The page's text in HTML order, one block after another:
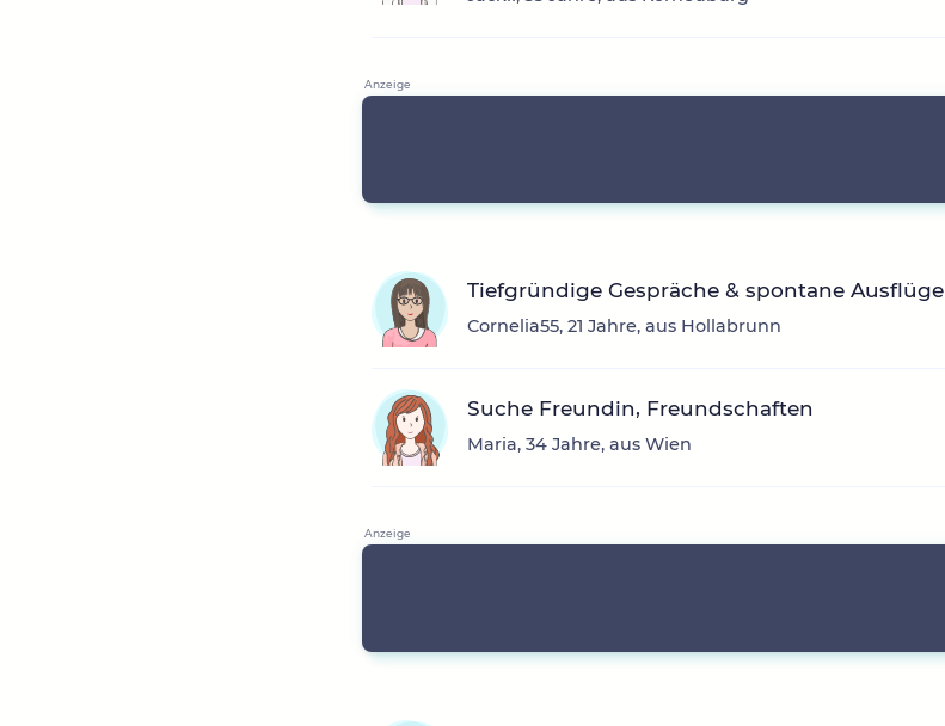
Tiefgründige Gespräche & spontane Ausflüge
Cornelia55, 21 Jahre, aus Hollabrunn
Suche Freundin, Freundschaften
Maria, 34 Jahre, aus Wien